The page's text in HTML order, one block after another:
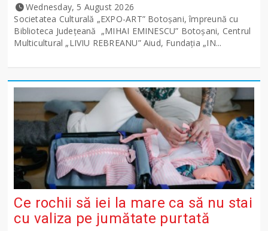
Wednesday, 5 August 2026
Societatea Culturală „EXPO-ART” Botoșani, împreună cu
Biblioteca Județeană „MIHAI EMINESCU” Botoșani, Centrul
Multicultural „LIVIU REBREANU” Aiud, Fundația „IN...
Ce rochii să iei la mare ca să nu stai
cu valiza pe jumătate purtată